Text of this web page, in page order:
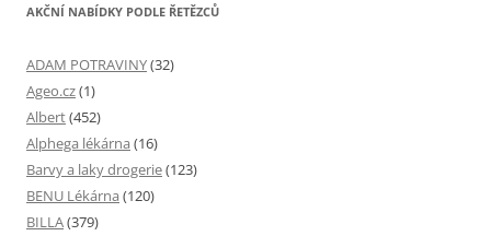
AKČNÍ NABÍDKY PODLE ŘETĚZCŮ
ADAM POTRAVINY(32)
Ageo.cz(1)
Albert(452)
Alphega lékárna (16)
Barvy a laky drogerie(123)
BENU Lékárna (120)
BILLA(379)